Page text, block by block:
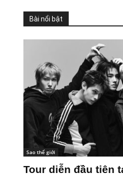
Bài nổi bật
Sao thế giới
Tour diễn đầu tiên